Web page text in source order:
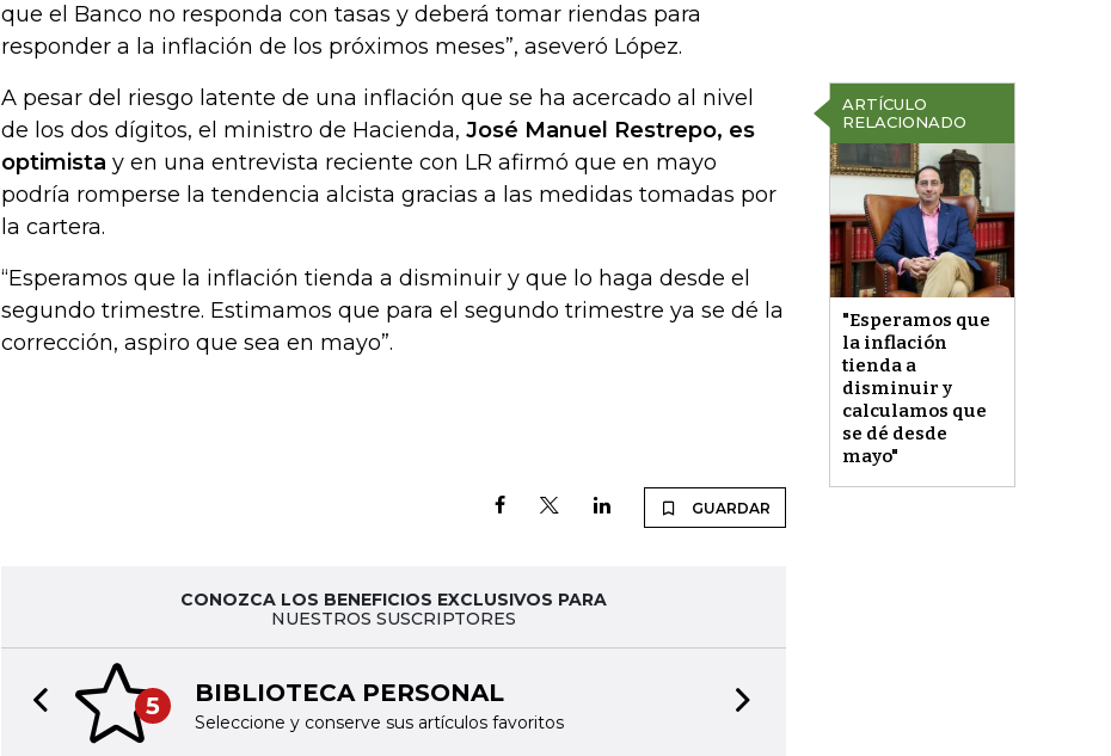
que el Banco no responda con tasas y deberá tomar riendas para
responder a la inflación de los próximos meses”, aseveró López.
ARTÍCULO
RELACIONADO
"Esperamos que
la inflación
tienda a
disminuir y
calculamos que
se dé desde
mayo"
A pesar del riesgo latente de una inflación que se ha acercado al nivel
de los dos dígitos, el ministro de Hacienda, José Manuel Restrepo, es
optimista y en una entrevista reciente con LR afirmó que en mayo
podría romperse la tendencia alcista gracias a las medidas tomadas por
la cartera.
“Esperamos que la inflación tienda a disminuir y que lo haga desde el
segundo trimestre. Estimamos que para el segundo trimestre ya se dé la
corrección, aspiro que sea en mayo”.
GUARDAR
CONOZCA LOS BENEFICIOS EXCLUSIVOS PARA
NUESTROS SUSCRIPTORES
5 BIBLIOTECA PERSONAL
Seleccione y conserve sus artículos favoritos
Previous slide